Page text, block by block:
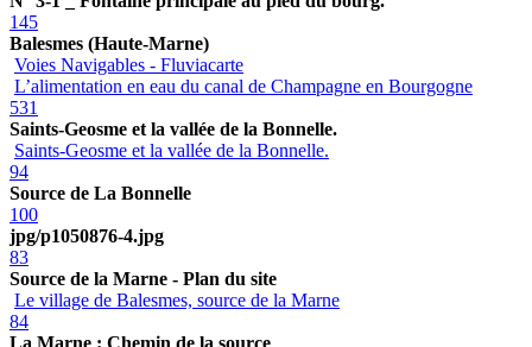
145
Balesmes (Haute-Marne)
Voies Navigables - Fluviacarte
L’alimentation en eau du canal de Champagne en Bourgogne
531
Saints-Geosme et la vallée de la Bonnelle.
Saints-Geosme et la vallée de la Bonnelle.
94
Source de La Bonnelle
100
jpg/p1050876-4.jpg
83
Source de la Marne - Plan du site
Le village de Balesmes, source de la Marne
84
La Marne : Chemin de la source